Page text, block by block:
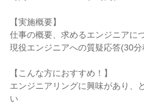
【実施概要】
仕事の概要、求めるエンジニアに
現役エンジニアへの質疑応答(30分
【こんな方におすすめ！】
エンジニアリングに興味があり、
い